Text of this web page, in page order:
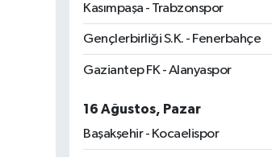
Kasımpaşa - Trabzonspor
Gençlerbirliği S.K. - Fenerbahçe
Gaziantep FK - Alanyaspor
16 Ağustos, Pazar
Başakşehir - Kocaelispor